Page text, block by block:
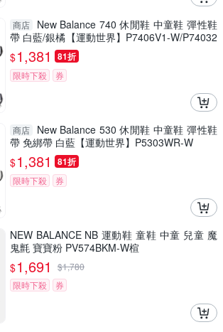
商店
New Balance 740 休閒鞋 中童鞋 彈性鞋
帶 白藍/銀橘【運動世界】P7406V1-W/P74032
G-W
$1,381 81折
限時下殺 券
商店
New Balance 530 休閒鞋 中童鞋 彈性鞋
帶 免綁帶 白藍【運動世界】P5303WR-W
$1,381 81折
限時下殺 券
NEW BALANCE NB 運動鞋 童鞋 中童 兒童 魔
鬼氈 寶寶粉 PV574BKM-W楦
$1,691 $1,780
限時下殺
券